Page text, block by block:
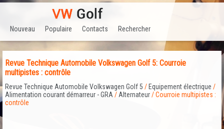
Nouveau Populaire Contacts Rechercher
Revue Technique Automobile Volkswagen Golf 5: Courroie
multipistes : contrôle
Revue Technique Automobile Volkswagen Golf 5 / Equipement électrique /
Alimentation courant démarreur - GRA/Alternateur/ Courroie multipistes :
contrôle